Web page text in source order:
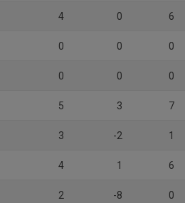
4 0 6
0 0 0
0 0 0
5 3 7
3 -2 1
4 1 6
2 -8 0